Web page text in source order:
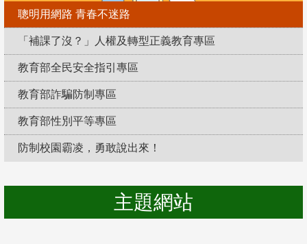
聰明用網路 青春不迷路
「補課了沒？」人權及轉型正義教育專區
教育部全民安全指引專區
教育部詐騙防制專區
教育部性別平等專區
防制校園霸凌，勇敢說出來！
主題網站